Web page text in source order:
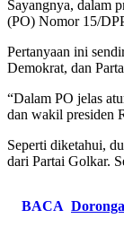
Sayangnya, dalam
(PO) Nomor 15/
Pertanyaan ini
Demokrat, dan
“Dalam PO jelas
dan wakil presiden
Seperti diketahui,
dari Partai Golkar.
BACA